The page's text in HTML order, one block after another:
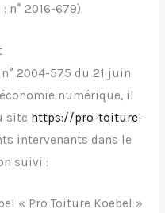
n° 2016-679).
2004-575 du 21 juin
numérique, il
site https://pro-toiture-
intervenants dans le
suivi :
« Pro Toiture Koebel »